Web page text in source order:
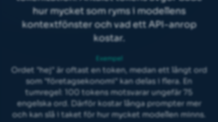
hur mycket som ryms i modellens
kontextfönsteroch vad ett API-anrop
kostar.
Exempel
Ordet "hej" är oftast en token, medan ett långt ord
som "företagsekonomi" kan delas i flera. En
tumregel: 100 tokens motsvarar ungefär 75
engelska ord. Därför kostar långa prompter mer
och kan slå i taket för hur mycket modellen minns.